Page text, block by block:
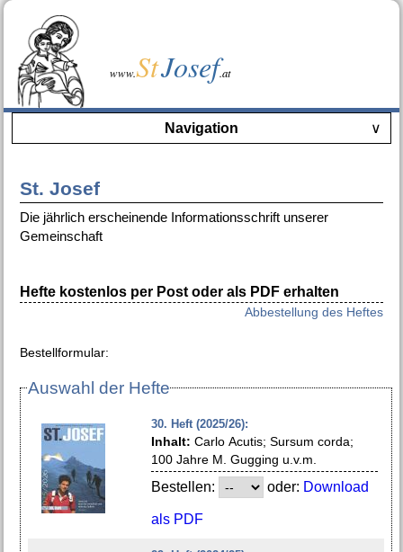
www.StJosef.at
Navigation ∨
St. Josef
Die jährlich erscheinende Informationsschrift unserer
Gemeinschaft
Hefte kostenlos per Post oder als PDF erhalten
Abbestellung des Heftes
Bestellformular:
Auswahl der Hefte
30. Heft (2025/26):
Inhalt: Carlo Acutis; Sursum corda;
100 Jahre M. Gugging u.v.m.
Bestellen: oder: Download
als PDF